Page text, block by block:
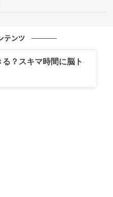
れるビートと、松本が奏
べて削ぎ落とした「裸の
た。
テンツ
？スキマ時間に脳ト